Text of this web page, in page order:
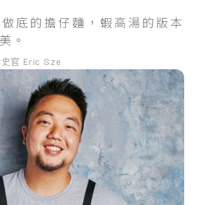
底的擔仔麵，蝦高湯的版本
。
官 Eric Sze